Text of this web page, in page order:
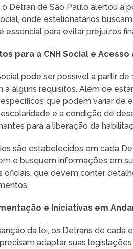
Detran de São Paulo alertou a
onde estelionatários
essencial para evitar prejuízos
para a CNH Social e
pode ser possível a partir
a alguns requisitos. Além de
que podem variar de
e a condição de
para a liberação da
são estabelecidos em cada
e busquem informações em
oficiais, que devem conter
e Iniciativas em
da lei, os Detrans de cada
adaptar suas